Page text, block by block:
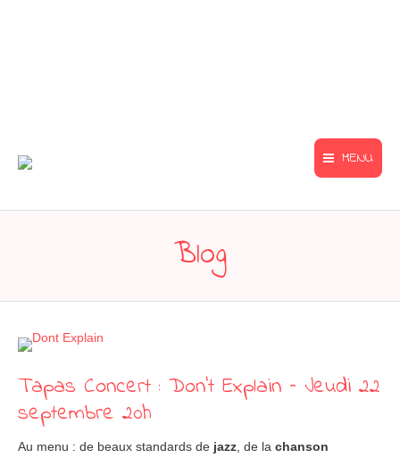
MENU
Blog
Tapas Concert : Don’t Explain – Jeudi 22
septembre 20h
Au menu : de beaux standards de jazz , de la chanson